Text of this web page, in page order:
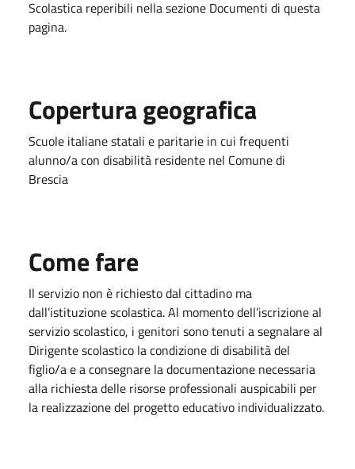
Scolastica reperibili nella sezione Documenti di questa
pagina.
Copertura geografica
Scuole italiane statali e paritarie in cui frequenti
alunno/a con disabilità residente nel Comune di
Brescia
Come fare
Il servizio non è richiesto dal cittadino ma
dall’istituzione scolastica. Al momento dell’iscrizione al
servizio scolastico, i genitori sono tenuti a segnalare al
Dirigente scolastico la condizione di disabilità del
figlio/a e a consegnare la documentazione necessaria
alla richiesta delle risorse professionali auspicabili per
la realizzazione del progetto educativo individualizzato.